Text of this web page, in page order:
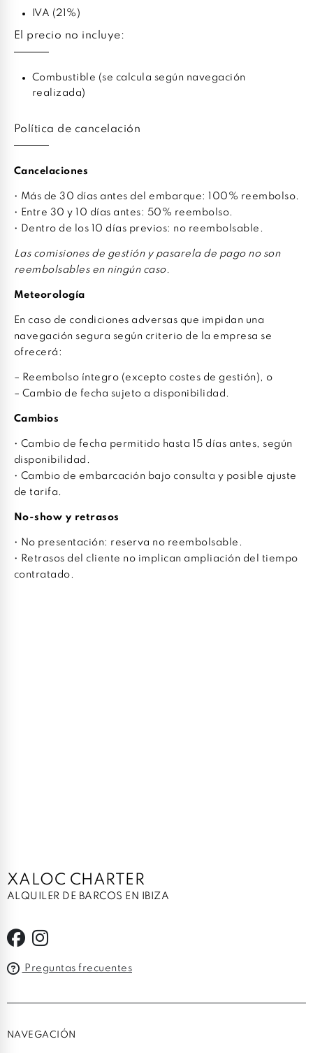
IVA (21%)
El precio no incluye:
Combustible (se calcula según navegación
realizada)
Política de cancelación
Cancelaciones
• Más de 30 días antes del embarque: 100% reembolso.
• Entre 30 y 10 días antes: 50% reembolso.
• Dentro de los 10 días previos: no reembolsable.
Las comisiones de gestión y pasarela de pago no son
reembolsables en ningún caso.
Meteorología
En caso de condiciones adversas que impidan una
navegación segura según criterio de la empresa se
ofrecerá:
– Reembolso íntegro (excepto costes de gestión), o
– Cambio de fecha sujeto a disponibilidad.
Cambios
• Cambio de fecha permitido hasta 15 días antes, según
disponibilidad.
• Cambio de embarcación bajo consulta y posible ajuste
de tarifa.
No-show y retrasos
• No presentación: reserva no reembolsable.
• Retrasos del cliente no implican ampliación del tiempo
contratado.
XALOC CHARTER
ALQUILER DE BARCOS EN IBIZA
Preguntas frecuentes
NAVEGACIÓN